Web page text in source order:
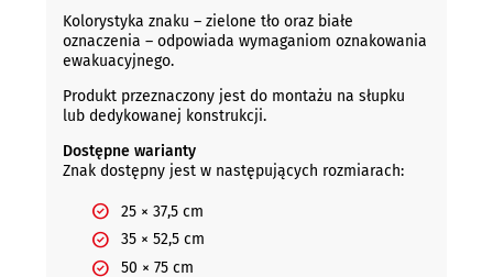
Kolorystyka znaku – zielone tło oraz białe
oznaczenia – odpowiada wymaganiom oznakowania
ewakuacyjnego.
Produkt przeznaczony jest do montażu na słupku
lub dedykowanej konstrukcji.
Dostępne warianty
Znak dostępny jest w następujących rozmiarach:
25 × 37,5 cm
35 × 52,5 cm
50 × 75 cm